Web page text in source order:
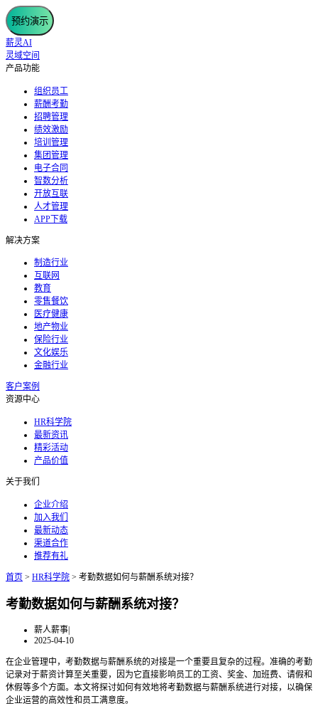
预约演示
薪灵AI
灵域空间
产品功能
组织员工
薪酬考勤
招聘管理
绩效激励
培训管理
集团管理
电子合同
智数分析
开放互联
人才管理
APP下载
解决方案
制造行业
互联网
教育
零售餐饮
医疗健康
地产物业
保险行业
文化娱乐
金融行业
客户案例
资源中心
HR科学院
最新资讯
精彩活动
产品价值
关于我们
企业介绍
加入我们
最新动态
渠道合作
推荐有礼
首页 > HR科学院 > 考勤数据如何与薪酬系统对接？
考勤数据如何与薪酬系统对接？
薪人薪事|
2025-04-10
在企业管理中，考勤数据与薪酬系统的对接是一个重要且复杂的过程。准确的考勤
记录对于薪资计算至关重要，因为它直接影响员工的工资、奖金、加班费、请假和
休假等多个方面。本文将探讨如何有效地将考勤数据与薪酬系统进行对接，以确保
企业运营的高效性和员工满意度。